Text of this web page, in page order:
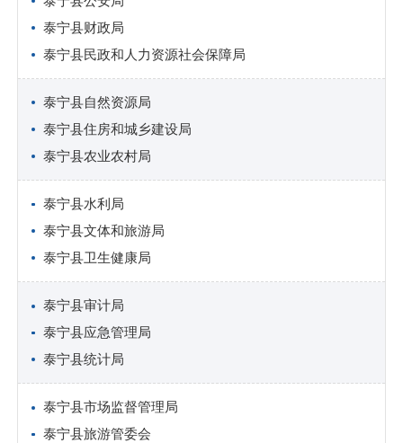
泰宁县财政局
泰宁县民政和人力资源社会保障局
泰宁县自然资源局
泰宁县住房和城乡建设局
泰宁县农业农村局
泰宁县水利局
泰宁县文体和旅游局
泰宁县卫生健康局
泰宁县审计局
泰宁县应急管理局
泰宁县统计局
泰宁县市场监督管理局
泰宁县旅游管委会